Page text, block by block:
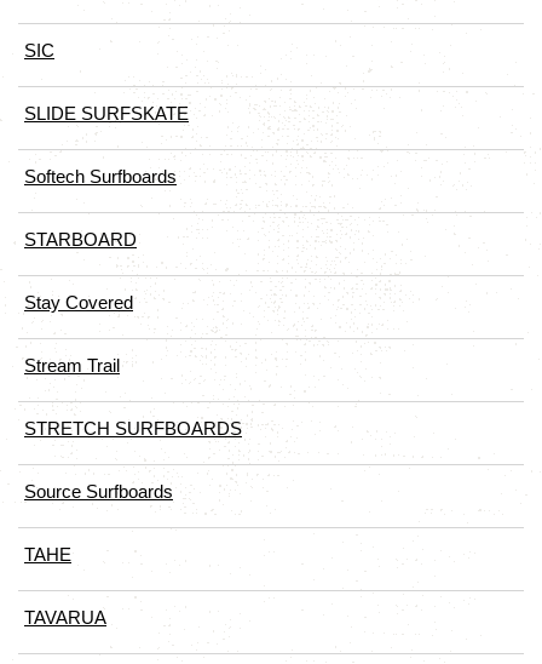
SIC
SLIDE SURFSKATE
Softech Surfboards
STARBOARD
Stay Covered
Stream Trail
STRETCH SURFBOARDS
Source Surfboards
TAHE
TAVARUA